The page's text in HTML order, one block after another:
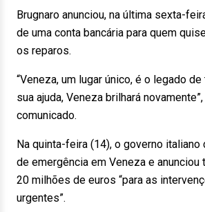
Brugnaro anunciou, na última sexta-
de uma conta bancária para quem
os reparos.
“Veneza, um lugar único, é o legado
sua ajuda, Veneza brilhará
comunicado.
Na quinta-feira (14), o governo
de emergência em Veneza e
20 milhões de euros “para as
urgentes”.